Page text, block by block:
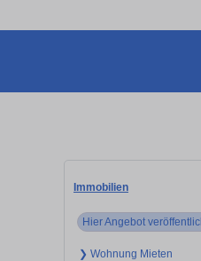
Immobilien
Hier Angebot
❯ Wohnung Mieten